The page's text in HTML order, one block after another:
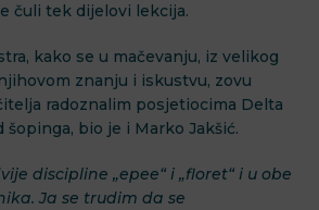
čuli tek dijelovi lekcija.
kako se u mačevanju, iz velikog
znanju i iskustvu, zovu
radoznalim posjetiocima Delta
bio je i Marko Jakšić.
discipline „epee“ i „floret“ i u obe
Ja se trudim da se